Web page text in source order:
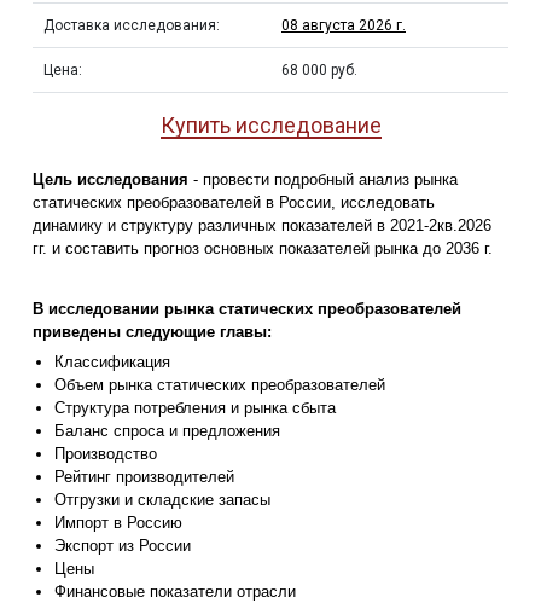
Доставка исследования: 08 августа 2026 г.
Цена: 68 000 руб.
Купить исследование
Цель исследования - провести подробный анализ рынка
статических преобразователей в России, исследовать
динамику и структуру различных показателей в 2021-2кв.2026
гг. и составить прогноз основных показателей рынка до 2036 г.
В исследовании рынка статических преобразователей
приведены следующие главы:
Классификация
Объем рынка статических преобразователей
Структура потребления и рынка сбыта
Баланс спроса и предложения
Производство
Рейтинг производителей
Отгрузки и складские запасы
Импорт в Россию
Экспорт из России
Цены
Финансовые показатели отрасли